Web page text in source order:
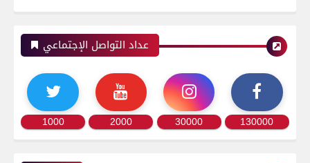
عداد التواصل الإجتماعي
1000 2000 30000 130000